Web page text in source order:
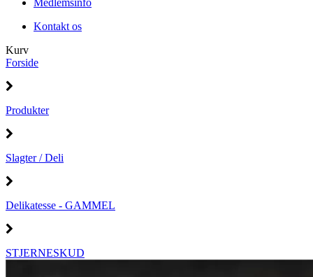
Medlemsinfo
Kontakt os
Kurv
Forside
Produkter
Slagter / Deli
Delikatesse - GAMMEL
STJERNESKUD